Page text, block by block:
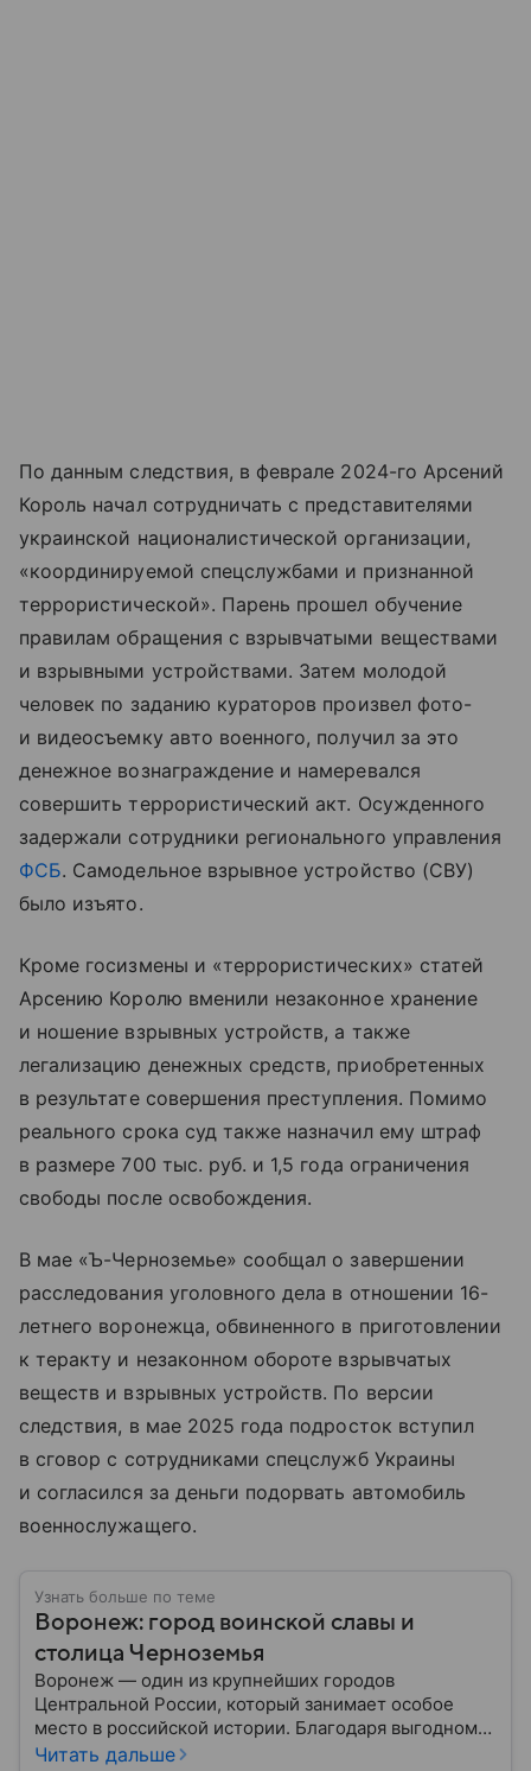
По данным следствия, в феврале 2024-го Арсений
Король начал сотрудничать с представителями
украинской националистической организации,
«координируемой спецслужбами и признанной
террористической». Парень прошел обучение
правилам обращения с взрывчатыми веществами
и взрывными устройствами. Затем молодой
человек по заданию кураторов произвел фото-
и видеосъемку авто военного, получил за это
денежное вознаграждение и намеревался
совершить террористический акт. Осужденного
задержали сотрудники регионального управления
ФСБ. Самодельное взрывное устройство (СВУ)
было изъято.
Кроме госизмены и «террористических» статей
Арсению Королю вменили незаконное хранение
и ношение взрывных устройств, а также
легализацию денежных средств, приобретенных
в результате совершения преступления. Помимо
реального срока суд также назначил ему штраф
в размере 700 тыс. руб. и 1,5 года ограничения
свободы после освобождения.
В мае «Ъ-Черноземье» сообщал о завершении
расследования уголовного дела в отношении 16-
летнего воронежца, обвиненного в приготовлении
к теракту и незаконном обороте взрывчатых
веществ и взрывных устройств. По версии
следствия, в мае 2025 года подросток вступил
в сговор с сотрудниками спецслужб Украины
и согласился за деньги подорвать автомобиль
военнослужащего.
Узнать больше по теме
Воронеж: город воинской славы и
столица Черноземья
Воронеж — один из крупнейших городов
Центральной России, который занимает особое
место в российской истории. Благодаря выгодному
расположению на юге европейской части страны
Читать дальше